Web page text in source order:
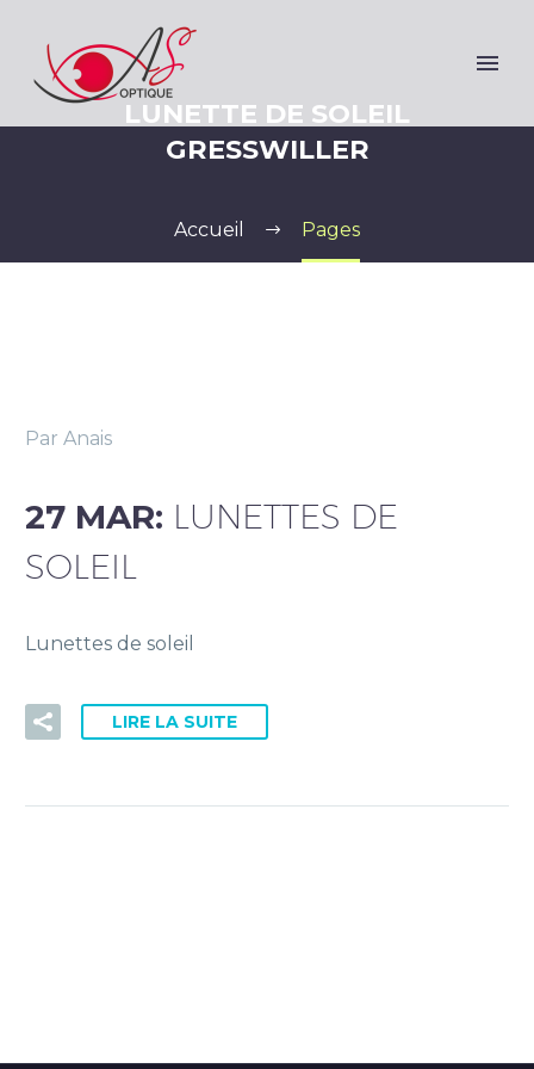
PRISE DE RDV DOCTOLIB
LUNETTE DE SOLEIL
GRESSWILLER
Accueil Pages
Par Anais
27 MAR: LUNETTES DE
SOLEIL
Lunettes de soleil
LIRE LA SUITE